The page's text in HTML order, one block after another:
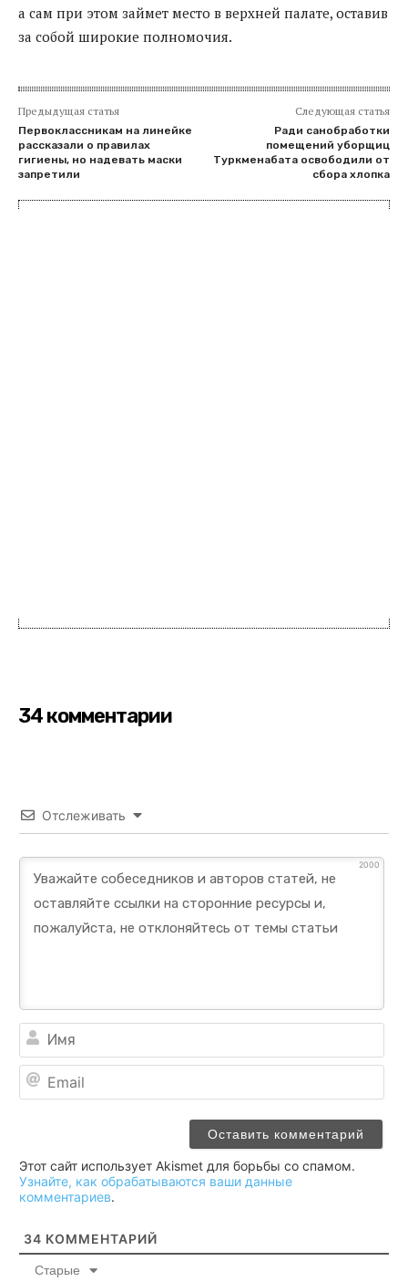
а сам при этом займет место в верхней палате, оставив
за собой широкие полномочия.
Предыдущая статья
Первоклассникам на линейке
рассказали о правилах
гигиены, но надевать маски
запретили
Следующая статья
Ради санобработки
помещений уборщиц
Туркменабата освободили от
сбора хлопка
34 комментарии
Отслеживать
2000
Этот сайт использует Akismet для борьбы со спамом.
Узнайте, как обрабатываются ваши данные
комментариев.
34 КОММЕНТАРИЙ
Старые